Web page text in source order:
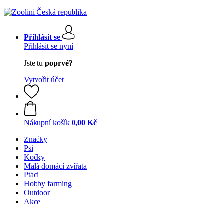
Přihlásit se
Přihlásit se nyní
Jste tu poprvé?
Vytvořit účet
Nákupní košík 0,00 Kč
Značky
Psi
Kočky
Malá domácí zvířata
Ptáci
Hobby farming
Outdoor
Akce